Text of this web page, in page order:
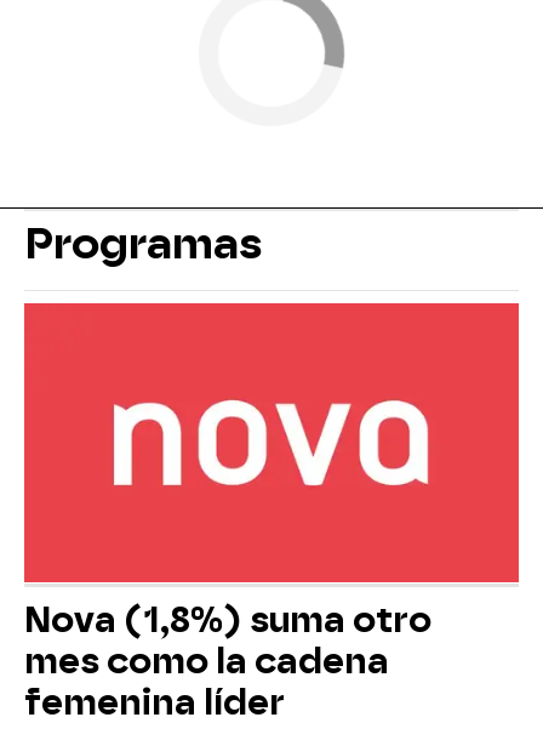
Programas
Nova (1,8%) suma otro
mes como la cadena
femenina líder